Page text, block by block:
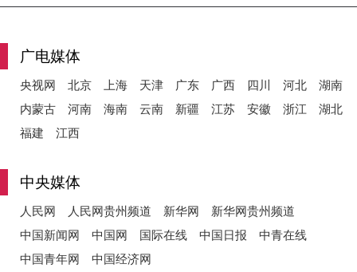
V
广电媒体
央视网 北京 上海 天津 广东 广西 四川 河北
湖南
内蒙古
河南 海南 云南 新疆 江苏 安徽 浙江
湖北
福建
江西
中央媒体
人民网 人民网贵州频道 新华网
新华网贵州频道
中国新闻网
中国网 国际在线 中国日报
中青在线
中国青年网
中国经济网